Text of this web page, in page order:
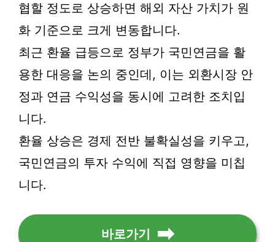
협할 정도로 상승하면 해외 자산 가치가 원
화 기준으로 크게 변동합니다.
최근 환율 급등으로 정부가 국민연금을 활
용한 대응을 논의 중인데, 이는 외환시장 안
정과 연금 수익성을 동시에 고려한 조치입
니다.
환율 상승은 경제 전반 불확실성을 키우고,
국민연금의 투자 수익에 직접 영향을 미칩
니다.
바로가기